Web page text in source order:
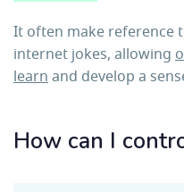
It often make reference
internet jokes, allowing
learnand develop a
How can I